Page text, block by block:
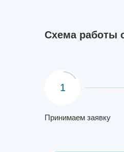
Схема работы
1
Принимаем заявку